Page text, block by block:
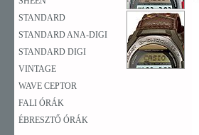
STANDARD
STANDARD ANA-DIGI
STANDARD DIGI
VINTAGE
WAVE CEPTOR
FALI ÓRÁK
ÉBRESZTŐ ÓRÁK